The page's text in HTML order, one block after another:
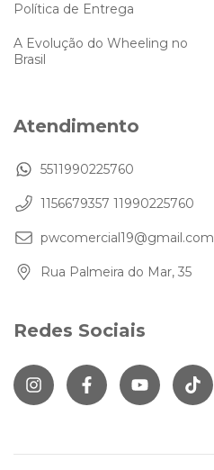
Política de Entrega
A Evolução do Wheeling no
Brasil
Atendimento
5511990225760
1156679357 11990225760
pwcomercial19@gmail.com
Rua Palmeira do Mar, 35
Redes Sociais